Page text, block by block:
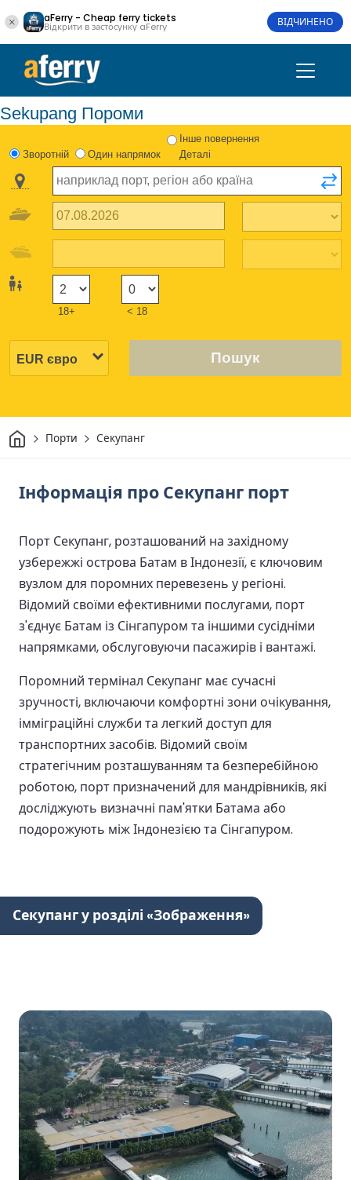
aFerry - Cheap ferry tickets
Відкрити в застосунку aFerry ВІДЧИНЕНО
Sekupang Пороми
Зворотній Один напрямок
Інше повернення
Деталі
18+ < 18
Пошук
Дім Порти Секупанг
Інформація про Секупанг порт
Порт Секупанг, розташований на західному
узбережжі острова Батам в Індонезії, є ключовим
вузлом для поромних перевезень у регіоні.
Відомий своїми ефективними послугами, порт
з'єднує Батам із Сінгапуром та іншими сусідніми
напрямками, обслуговуючи пасажирів і вантажі.
Поромний термінал Секупанг має сучасні
зручності, включаючи комфортні зони очікування,
імміграційні служби та легкий доступ для
транспортних засобів. Відомий своїм
стратегічним розташуванням та безперебійною
роботою, порт призначений для мандрівників, які
досліджують визначні пам'ятки Батама або
подорожують між Індонезією та Сінгапуром.
Секупанг у розділі «Зображення»